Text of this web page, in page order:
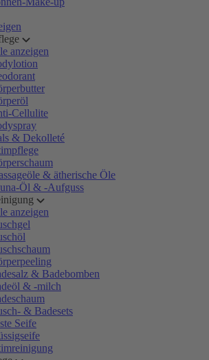
anzeigen
Cellulite
& Dekolleté
& ätherische Öle
Öl & -Aufguss
anzeigen
& Badebomben
& -milch
& Badesets
Seife